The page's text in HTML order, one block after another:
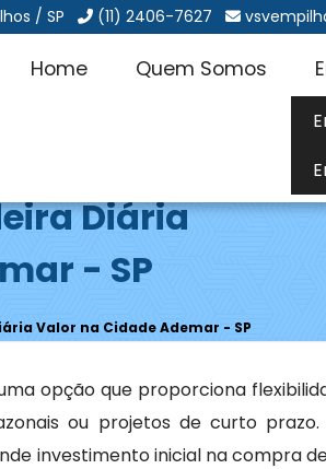
/ SP (11) 2406-7627
Home Quem Somos
Diária
- SP
Valor na Cidade Ademar - SP
opção que proporciona
ou projetos de curto prazo.
investimento inicial na compra